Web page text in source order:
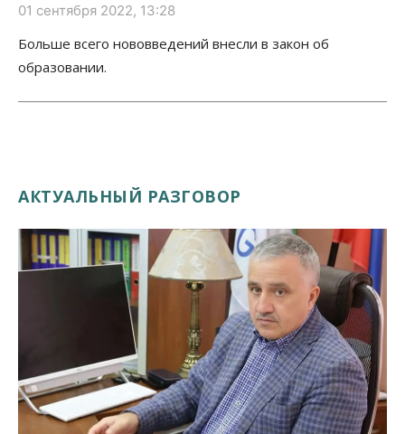
01 сентября 2022, 13:28
Больше всего нововведений внесли в закон об
образовании.
АКТУАЛЬНЫЙ РАЗГОВОР